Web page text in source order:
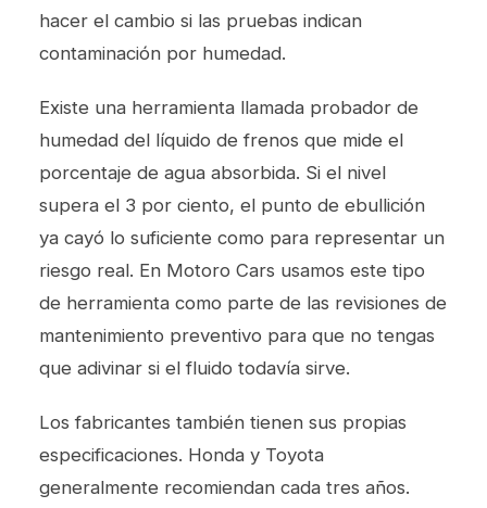
hacer el cambio si las pruebas indican
contaminación por humedad.
Existe una herramienta llamada probador de
humedad del líquido de frenos que mide el
porcentaje de agua absorbida. Si el nivel
supera el 3 por ciento, el punto de ebullición
ya cayó lo suficiente como para representar un
riesgo real. En Motoro Cars usamos este tipo
de herramienta como parte de las revisiones de
mantenimiento preventivo para que no tengas
que adivinar si el fluido todavía sirve.
Los fabricantes también tienen sus propias
especificaciones. Honda y Toyota
generalmente recomiendan cada tres años.